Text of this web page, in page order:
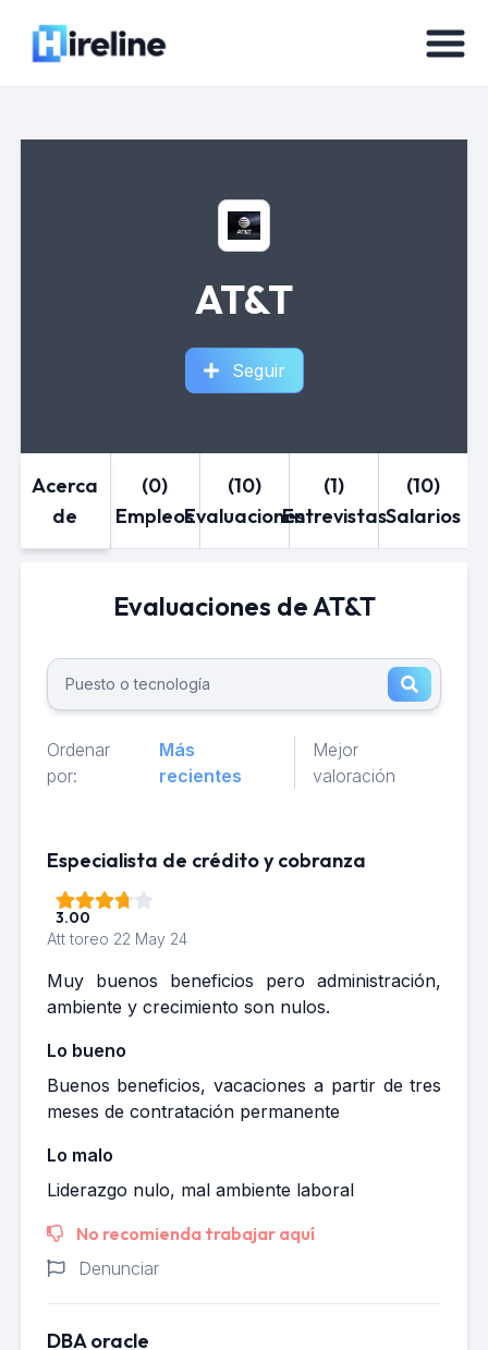
AT&T
Seguir
Acerca
de
(0)
Empleos
(10)
Evaluaciones
(1)
Entrevistas
(10)
Salarios
Evaluaciones de AT&T
Ordenar
por:
Más
recientes
Mejor
valoración
Especialista de crédito y cobranza
3.00
Att toreo 22 May 24
Muy buenos beneficios pero administración,
ambiente y crecimiento son nulos.
Lo bueno
Buenos beneficios, vacaciones a partir de tres
meses de contratación permanente
Lo malo
Liderazgo nulo, mal ambiente laboral
No recomienda trabajar aquí
Denunciar
DBA oracle